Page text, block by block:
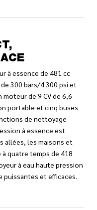
à essence de 481 cc
300 bars/4 300 psi et
de 9 CV de 6,6
portable et cinq buses
de nettoyage
à essence est
allées, les maisons et
quatre temps de 418
à eau haute pression
puissantes et efficaces.